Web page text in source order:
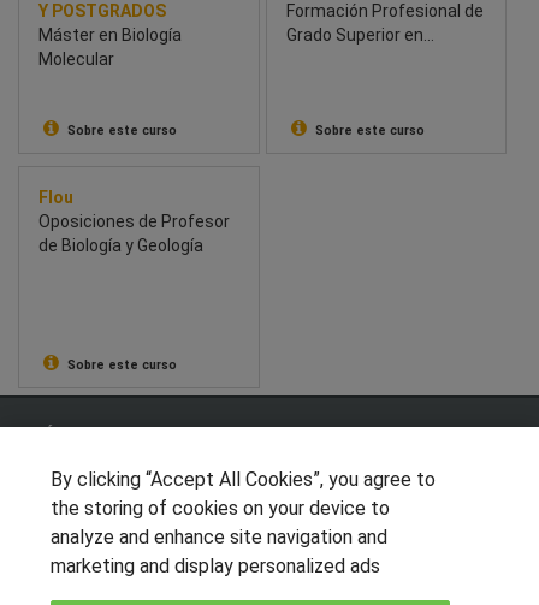
Y POSTGRADOS
Máster en Biología
Molecular
Sobre este curso
Formación Profesional de
Grado Superior en
Sobre este curso
Flou
Oposiciones de Profesor
de Biología y Geología
Sobre este curso
OTROS GRUPOS DE INTERES
By clicking “Accept All Cookies”, you agree to
the storing of cookies on your device to
analyze and enhance site navigation and
marketing and display personalized ads